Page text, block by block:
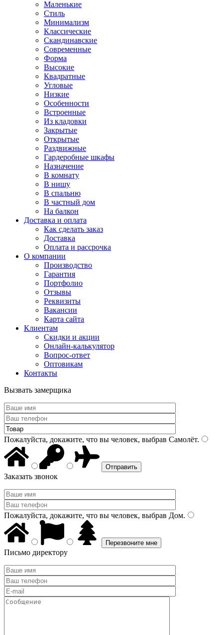
Маленькие
Стиль
Минимализм
Классические
Скандинавские
Современные
Форма
Высокие
Квадратные
Угловые
Низкие
Особенности
Встроенные
Из кладовки
Закрытые
Открытые
Раздвижные
Гардеробные шкафы
Назначение
В комнату
В нишу
В спальню
В частный дом
На балкон
Доставка и оплата
Как сделать заказ
Доставка
Оплата и рассрочка
О компании
Производство
Гарантия
Портфолио
Отзывы
Реквизиты
Вакансии
Карта сайта
Клиентам
Скидки и акции
Онлайн-калькулятор
Вопрос-ответ
Оптовикам
Контакты
Вызвать замерщика
Пожалуйста, докажите, что вы человек, выбрав Самолёт.
Заказать звонок
Пожалуйста, докажите, что вы человек, выбрав Дом.
Письмо директору